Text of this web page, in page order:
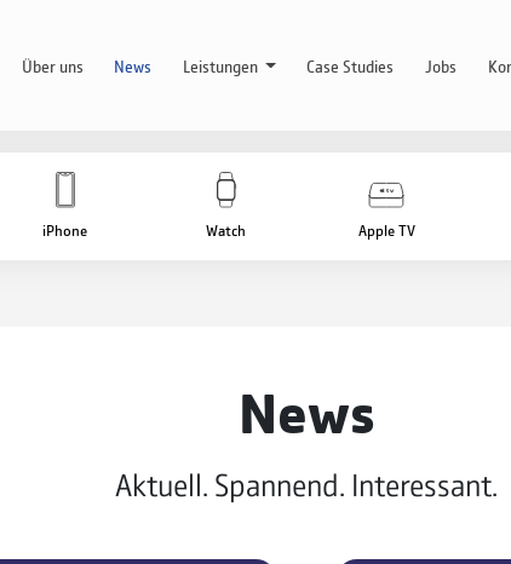
Über uns News Leistungen Case Studies Jobs
iPhone Watch Apple TV
News
Aktuell. Spannend. Interessant.